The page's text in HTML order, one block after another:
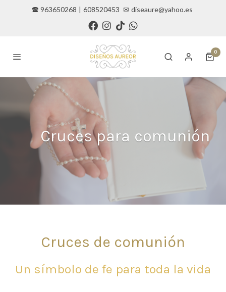
🕿 963650268 | 608520453 ✉ diseaure@yahoo.es
0
Cruces para comunión
Cruces de comunión
Un símbolo de fe para toda la vida